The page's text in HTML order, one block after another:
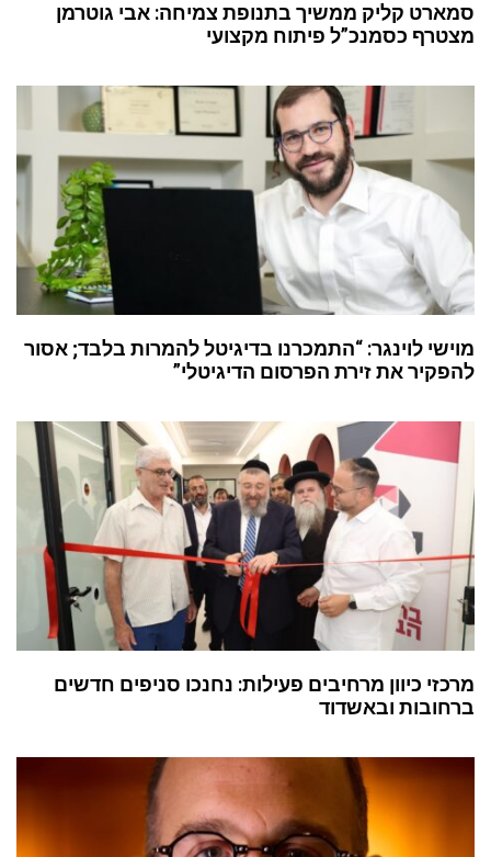
סמארט קליק ממשיך בתנופת צמיחה: אבי גוטרמן
מצטרף כסמנכ”ל פיתוח מקצועי
מוישי לוינגר: “התמכרנו בדיגיטל להמרות בלבד; אסור
להפקיר את זירת הפרסום הדיגיטלי”
מרכזי כיוון מרחיבים פעילות: נחנכו סניפים חדשים
ברחובות ובאשדוד